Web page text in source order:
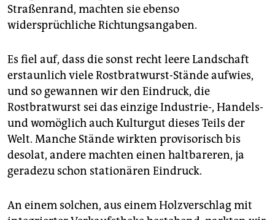
veranstaltungen
fragen & hilfe
unterstützen
abo
genossenschaft
epaper login
Straßenrand, machten sie ebenso
widersprüchliche Richtungsangaben.
Es fiel auf, dass die sonst recht leere Landschaft
erstaunlich viele Rostbratwurst-Stände aufwies,
und so gewannen wir den Eindruck, die
Rostbratwurst sei das einzige Industrie-, Handels-
und womöglich auch Kulturgut dieses Teils der
Welt. Manche Stände wirkten provisorisch bis
desolat, andere machten einen haltbareren, ja
geradezu schon stationären Eindruck.
An einem solchen, aus einem Holzverschlag mit